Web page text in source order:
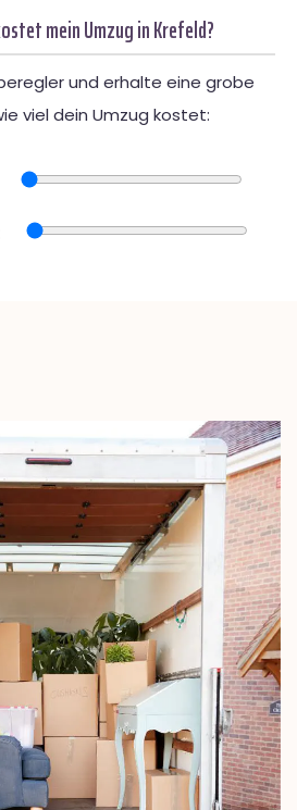
mein Umzug in Krefeld?
und erhalte eine grobe
viel dein Umzug kostet: